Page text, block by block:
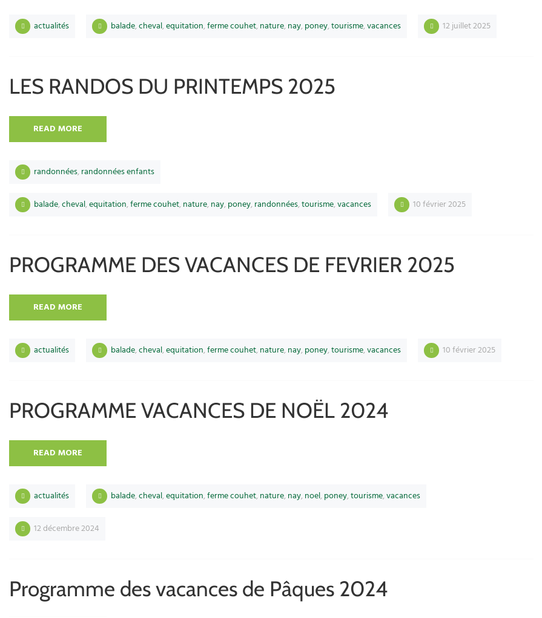
actualités balade,cheval,equitation,ferme couhet,nature,nay,poney,tourisme,vacances 12 juillet 2025
LES RANDOS DU PRINTEMPS 2025
READ MORE
randonnées,randonnées enfants
balade,cheval,equitation,ferme couhet,nature,nay,poney,randonnées,tourisme,vacances 10 février 2025
PROGRAMME DES VACANCES DE FEVRIER 2025
READ MORE
actualités balade,cheval,equitation,ferme couhet,nature,nay,poney,tourisme,vacances 10 février 2025
PROGRAMME VACANCES DE NOËL 2024
READ MORE
actualités balade,cheval,equitation,ferme couhet,nature,nay,noel,poney,tourisme,vacances
12 décembre 2024
Programme des vacances de Pâques 2024